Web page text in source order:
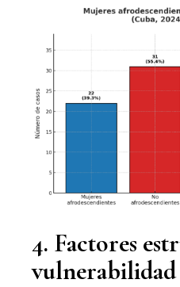
4. Factores
vulnerabilidad